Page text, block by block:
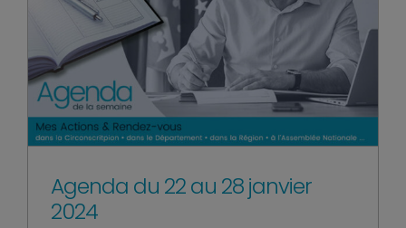
Agenda du 22 au 28 janvier
2024